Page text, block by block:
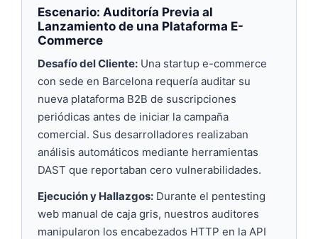
Escenario: Auditoría Previa al
Lanzamiento de una Plataforma E-
Commerce
Desafío del Cliente: Una startup e-commerce
con sede en Barcelona requería auditar su
nueva plataforma B2B de suscripciones
periódicas antes de iniciar la campaña
comercial. Sus desarrolladores realizaban
análisis automáticos mediante herramientas
DAST que reportaban cero vulnerabilidades.
Ejecución y Hallazgos: Durante el pentesting
web manual de caja gris, nuestros auditores
manipularon los encabezados HTTP en la API